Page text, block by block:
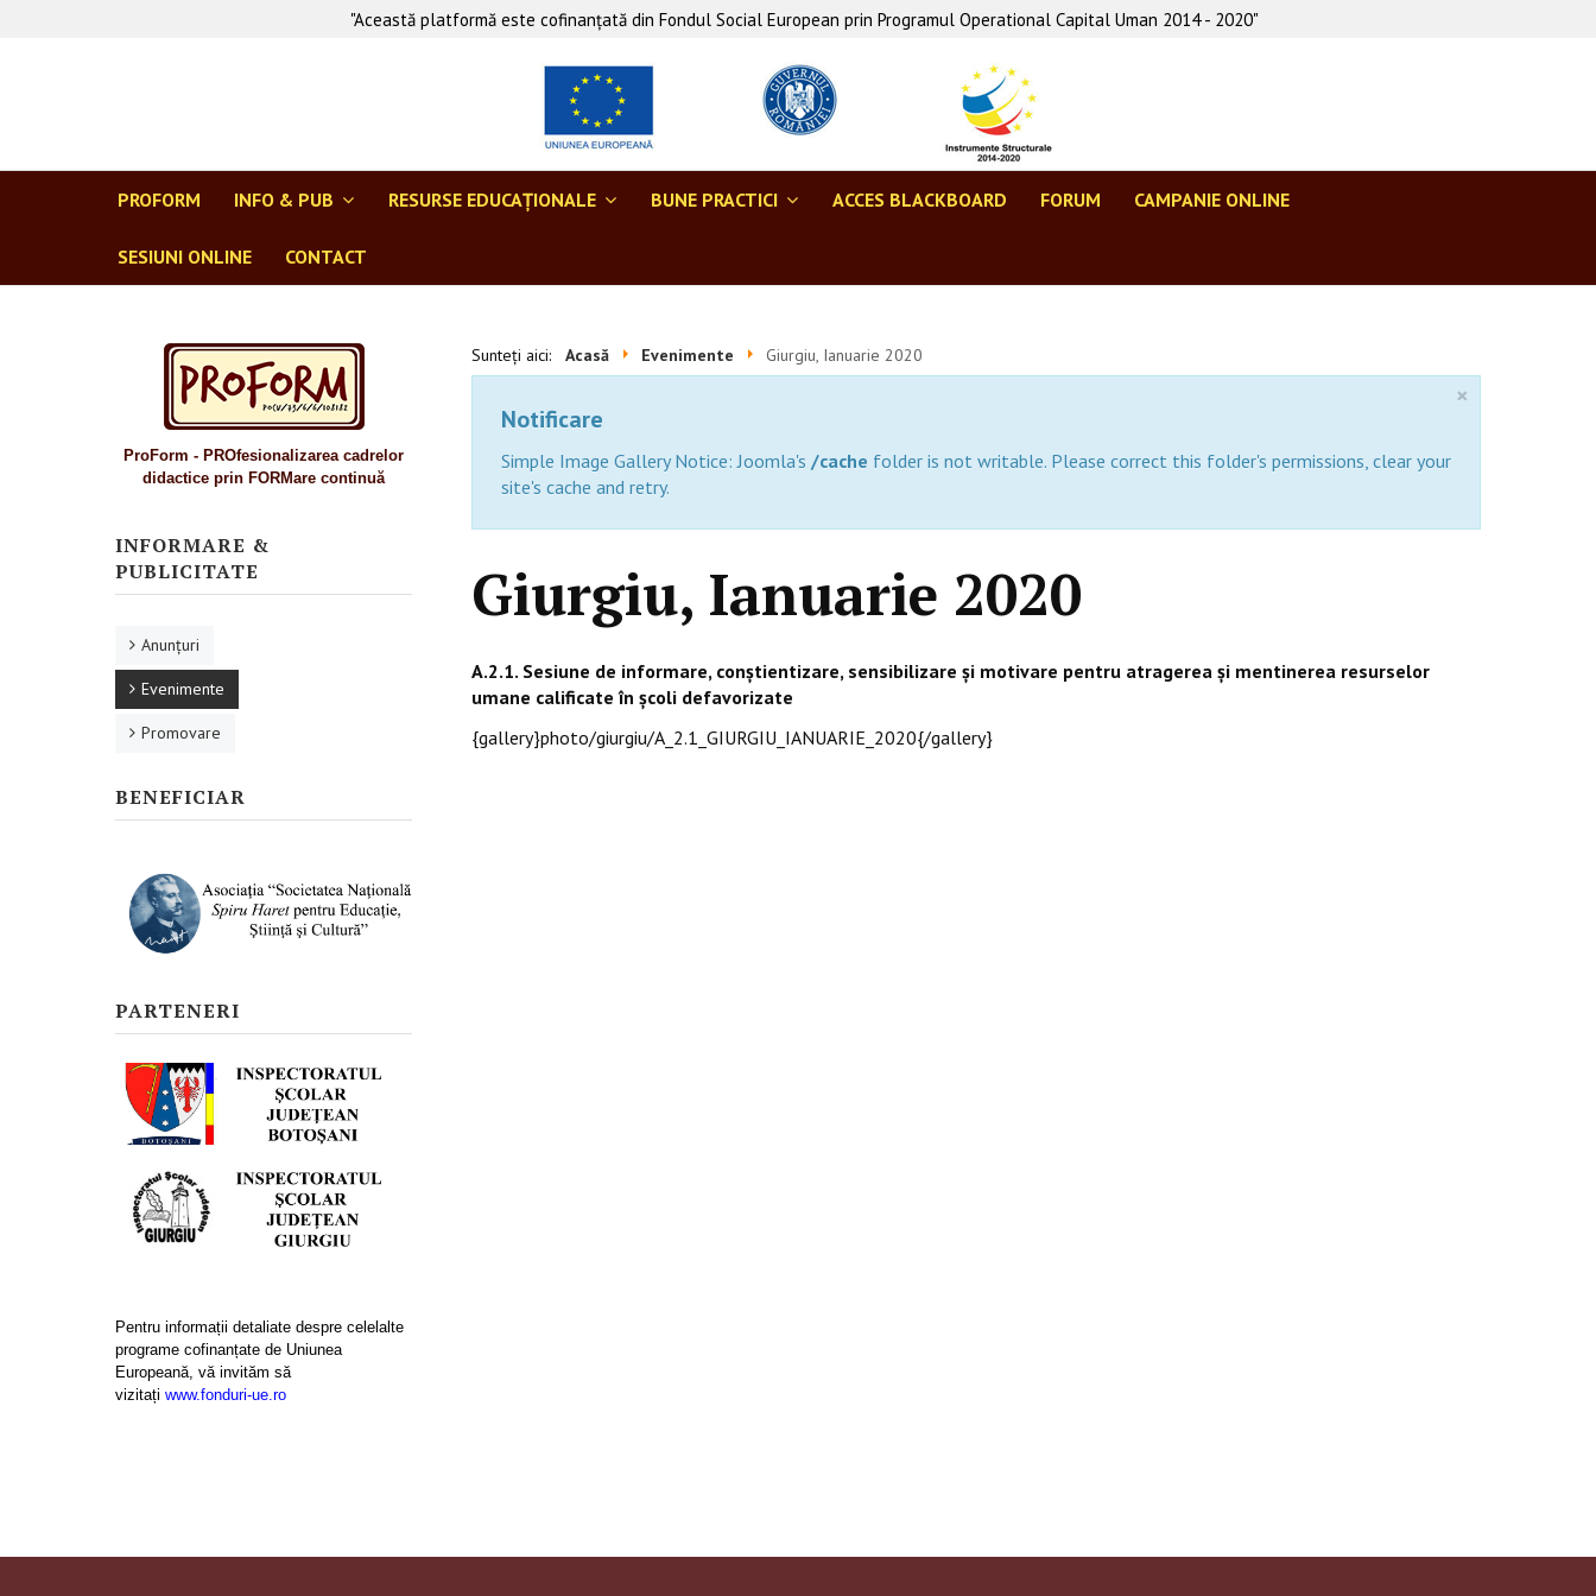
"Această platformă este cofinanţată din Fondul Social European prin Programul Operational Capital Uman 2014 - 2020"
PROFORM INFO & PUB RESURSE EDUCAŢIONALE BUNE PRACTICI ACCES BLACKBOARD FORUM CAMPANIE ONLINE
SESIUNI ONLINE CONTACT
ProForm - PROfesionalizarea cadrelor
didactice prin FORMare continuă
INFORMARE &
PUBLICITATE
Anunţuri
Evenimente
Promovare
BENEFICIAR
PARTENERI
Pentru informații detaliate despre celelalte
programe cofinanțate de Uniunea
Europeană, vă invităm să
vizitați www.fonduri-ue.ro
Sunteți aici: Acasă Evenimente Giurgiu, Ianuarie 2020
×
Notificare
Simple Image Gallery Notice: Joomla's /cache folder is not writable. Please correct this folder's permissions, clear your
site's cache and retry.
Giurgiu, Ianuarie 2020
A.2.1. Sesiune de informare, conștientizare, sensibilizare și motivare pentru atragerea și mentinerea resurselor
umane calificate în școli defavorizate
{gallery}photo/giurgiu/A_2.1_GIURGIU_IANUARIE_2020{/gallery}